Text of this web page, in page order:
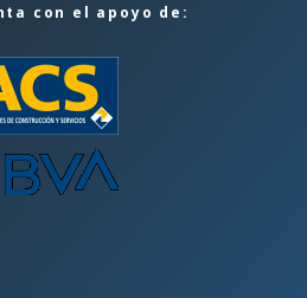
con el apoyo de: